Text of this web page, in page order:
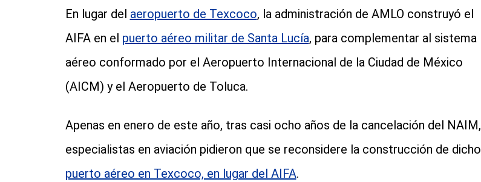
En lugar del aeropuerto de Texcoco, la administración de AMLO construyó el
AIFA en el puerto aéreo militar de Santa Lucía, para complementar al sistema
aéreo conformado por el Aeropuerto Internacional de la Ciudad de México
(AICM) y el Aeropuerto de Toluca.
Apenas en enero de este año, tras casi ocho años de la cancelación del NAIM,
especialistas en aviación pidieron que se reconsidere la construcción de dicho
puerto aéreo en Texcoco, en lugar del AIFA.